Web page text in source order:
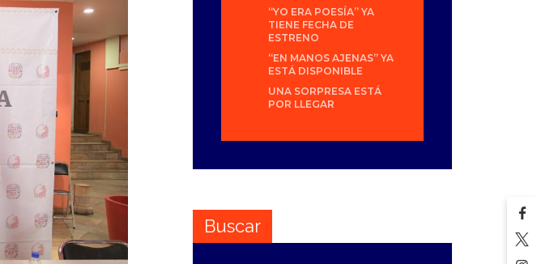
“YO ERA POESÍA” YA
TIENE FECHA DE
ESTRENO
“EN MANOS AJENAS” YA
ESTÁ DISPONIBLE
UNA SORPRESA ESTÁ
POR LLEGAR
Buscar